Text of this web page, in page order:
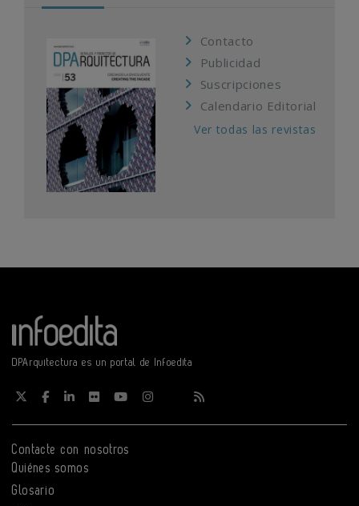
Contacto
Publicidad
Suscripciones
Calendario Editorial
Ver todas las revistas
DPArquitectura es un portal de Infoedita
Contacte con nosotros
Quiénes somos
Glosario